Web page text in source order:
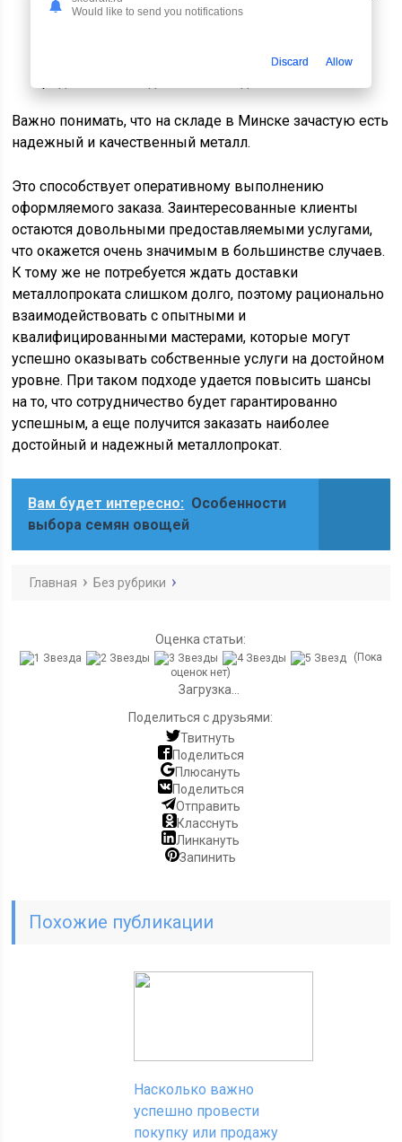
плазменная резка. Если планируется проведение
гарантированно довольными возможностью
Важно понимать, что на складе в Минске зачастую есть
надежный и качественный металл.
Это способствует оперативному выполнению
оформляемого заказа. Заинтересованные клиенты
остаются довольными предоставляемыми услугами,
что окажется очень значимым в большинстве случаев.
К тому же не потребуется ждать доставки
металлопроката слишком долго, поэтому рационально
взаимодействовать с опытными и
квалифицированными мастерами, которые могут
успешно оказывать собственные услуги на достойном
уровне. При таком подходе удается повысить шансы
на то, что сотрудничество будет гарантированно
успешным, а еще получится заказать наиболее
достойный и надежный металлопрокат.
Вам будет интересно: Особенности
выбора семян овощей
Главная Без рубрики
Оценка статьи:
(Пока
оценок нет)
Загрузка...
Поделиться с друзьями:
Твитнуть
Поделиться
Плюсануть
Поделиться
Отправить
Класснуть
Линкануть
Запинить
Похожие публикации
Насколько важно
успешно провести
покупку или продажу
Would like to send you notifications
Discard Allow